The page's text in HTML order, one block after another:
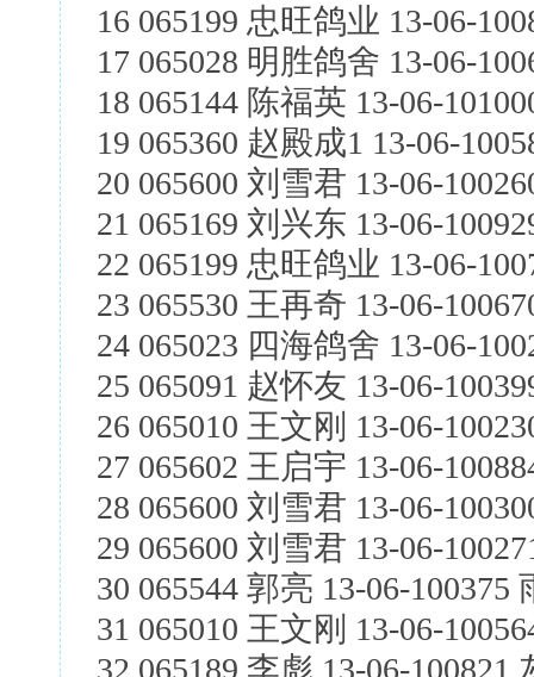
16 065199 忠旺鸽业 13-06-
17 065028 明胜鸽舍 13-06-
18 065144 陈福英 13-06-
19 065360 赵殿成1 13-06-
20 065600 刘雪君 13-06-
21 065169 刘兴东 13-06-
22 065199 忠旺鸽业 13-06-
23 065530 王再奇 13-06-
24 065023 四海鸽舍 13-06-
25 065091 赵怀友 13-06-
26 065010 王文刚 13-06-
27 065602 王启宇 13-06-
28 065600 刘雪君 13-06-
29 065600 刘雪君 13-06-
30 065544 郭亮 13-06-100375
31 065010 王文刚 13-06-
32 065189 李彪 13-06-100821